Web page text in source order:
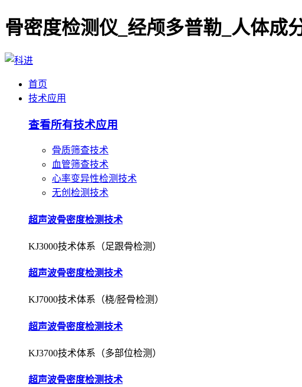
首页
骨质筛查技术
心率变异性检测技术
超声波骨密度检测技术
KJ3000技术体系（足跟骨检测）
超声波骨密度检测技术
KJ7000技术体系（桡/胫骨检测）
超声波骨密度检测技术
KJ3700技术体系（多部位检测）
超声波骨密度检测技术
KJ7000P技术体系（便携式检测）
无线超声波骨密度检测技术